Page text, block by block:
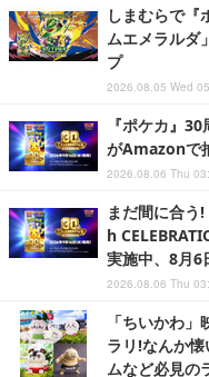
しまむらで『
ムエメラルダ
プ
2026.08.05 Wed
『ポケカ』
がAmazonで
2026.08.06 Thu
まだ間に合う
h
実施中、8月6
2026.08.06 Thu
「ちいかわ
ラリ!なんか
ムなど必見の